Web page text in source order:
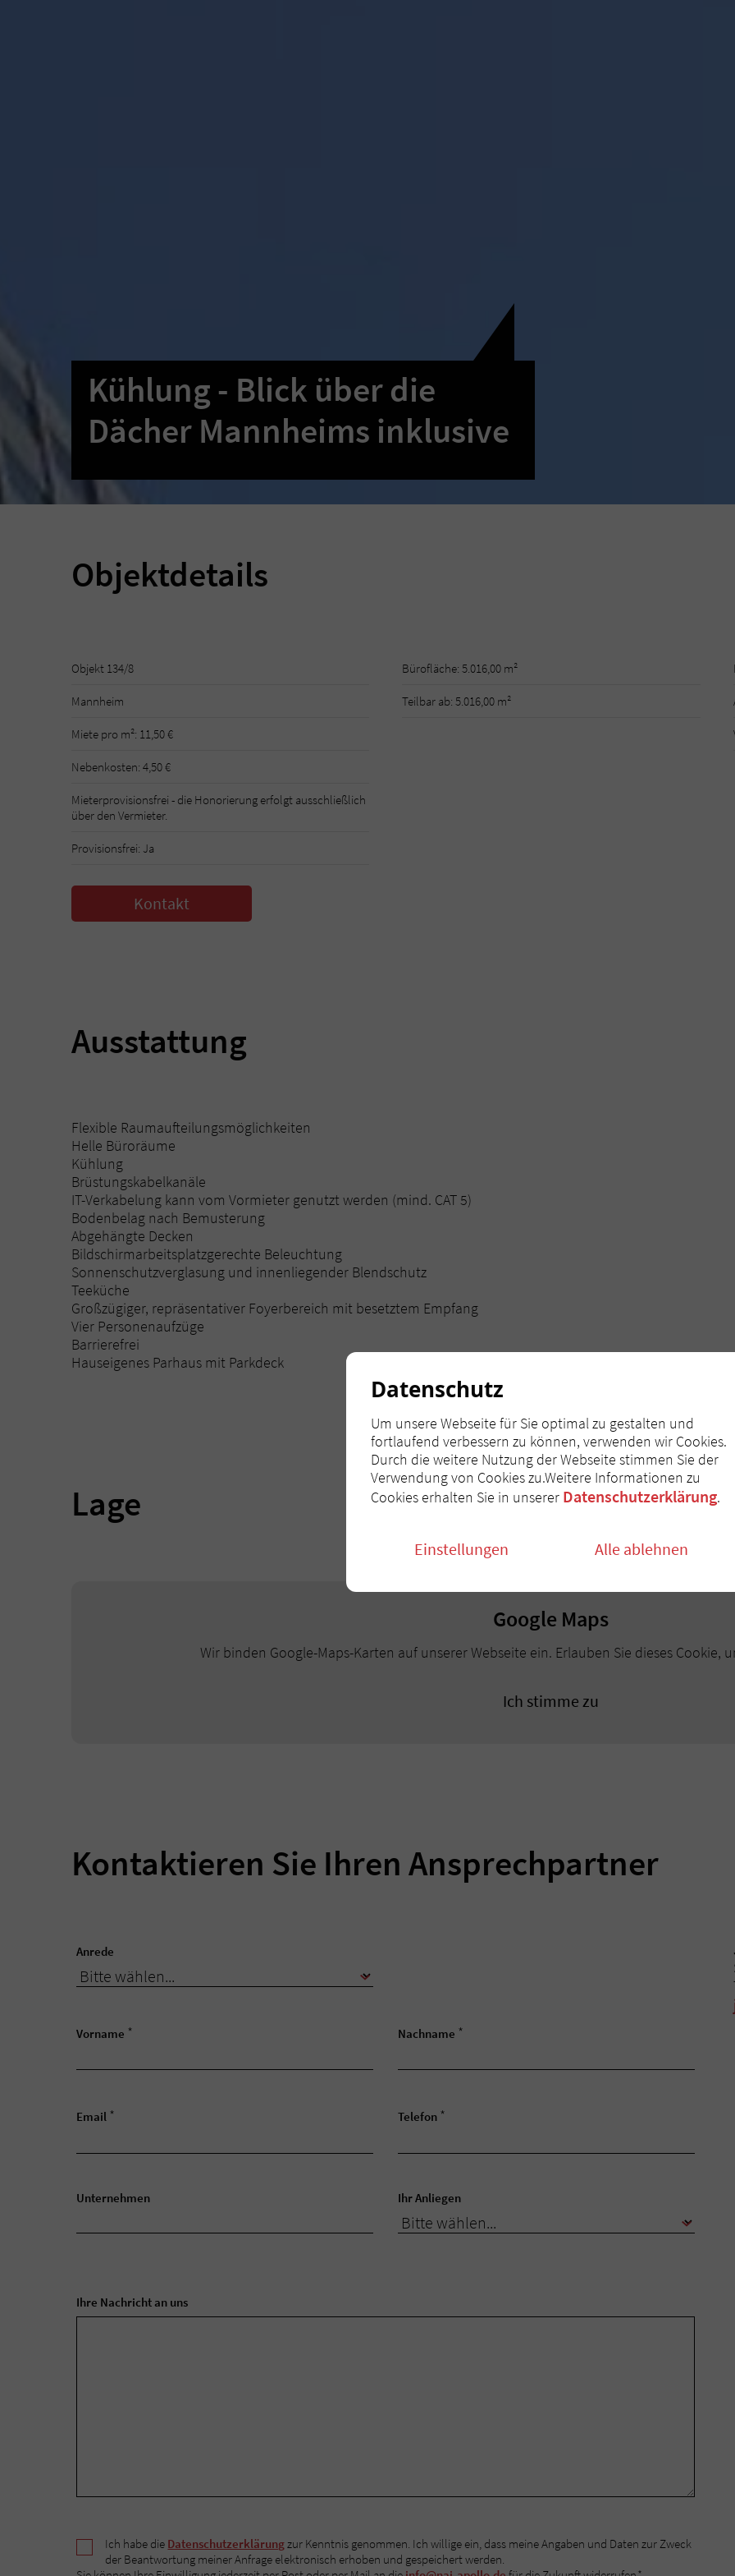
Kühlung - Blick über die
Dächer Mannheims inklusive
Objektdetails
Objekt 134/8
Mannheim
Miete pro m²: 11,50 €
Nebenkosten: 4,50 €
Mieterprovisionsfrei - die Honorierung erfolgt ausschließlich
über den Vermieter.
Provisionsfrei: Ja
Kontakt
Bürofläche: 5.016,00 m²
Teilbar ab: 5.016,00 m²
Ausstattung
Flexible Raumaufteilungsmöglichkeiten
Helle Büroräume
Kühlung
Brüstungskabelkanäle
IT-Verkabelung kann vom Vormieter genutzt werden (mind. CAT 5)
Bodenbelag nach Bemusterung
Abgehängte Decken
Bildschirmarbeitsplatzgerechte Beleuchtung
Sonnenschutzverglasung und innenliegender Blendschutz
Teeküche
Großzügiger, repräsentativer Foyerbereich mit besetztem Empfang
Vier Personenaufzüge
Barrierefrei
Hauseigenes Parhaus mit Parkdeck
Lage
Google Maps
Wir binden Google-Maps-Karten auf unserer Webseite ein. Erlauben Sie dieses Cookie,
Ich stimme zu
Kontaktieren Sie Ihren Ansprechpartner
Anrede
Vorname * Nachname *
Email * Telefon *
Unternehmen Ihr Anliegen
Ihre Nachricht an uns
Ich habe die Datenschutzerklärung zur Kenntnis genommen. Ich willige ein, dass meine Angaben und Daten zur Zweck
der Beantwortung meiner Anfrage elektronisch erhoben und gespeichert werden.
Datenschutz
Um unsere Webseite für Sie optimal zu gestalten und
fortlaufend verbessern zu können, verwenden wir Cookies.
Durch die weitere Nutzung der Webseite stimmen Sie der
Verwendung von Cookies zu.Weitere Informationen zu
Cookies erhalten Sie in unserer Datenschutzerklärung.
Einstellungen Alle ablehnen